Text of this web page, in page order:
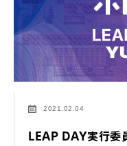
2021.02.04
LEAP DAY実行委